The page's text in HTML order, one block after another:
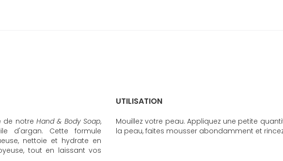
de notre Hand & Body Soap,
d'argan. Cette formule
nettoie et hydrate en
tout en laissant vos
UTILISATION
Mouillez votre peau. Appliquez une petite
la peau, faites mousser abondamment et